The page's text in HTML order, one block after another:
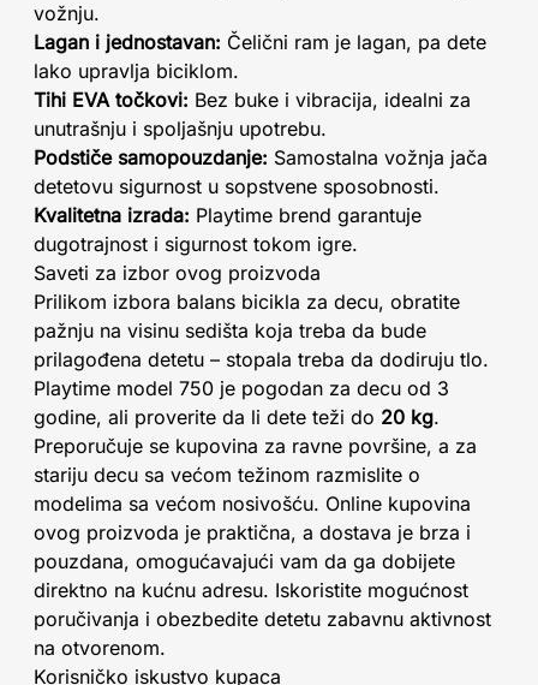
vožnju.
Lagan i jednostavan: Čelični ram je lagan, pa dete
lako upravlja biciklom.
Tihi EVA točkovi: Bez buke i vibracija, idealni za
unutrašnju i spoljašnju upotrebu.
Podstiče samopouzdanje: Samostalna vožnja jača
detetovu sigurnost u sopstvene sposobnosti.
Kvalitetna izrada: Playtime brend garantuje
dugotrajnost i sigurnost tokom igre.
Saveti za izbor ovog proizvoda
Prilikom izbora balans bicikla za decu, obratite
pažnju na visinu sedišta koja treba da bude
prilagođena detetu – stopala treba da dodiruju tlo.
Playtime model 750 je pogodan za decu od 3
godine, ali proverite da li dete teži do 20 kg.
Preporučuje se kupovina za ravne površine, a za
stariju decu sa većom težinom razmislite o
modelima sa većom nosivošću. Online kupovina
ovog proizvoda je praktična, a dostava je brza i
pouzdana, omogućavajući vam da ga dobijete
direktno na kućnu adresu. Iskoristite mogućnost
poručivanja i obezbedite detetu zabavnu aktivnost
na otvorenom.
Korisničko iskustvo kupaca